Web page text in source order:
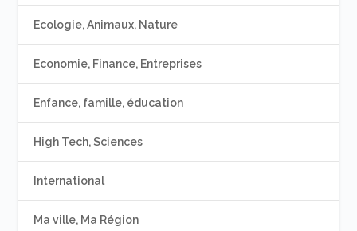
Ecologie, Animaux, Nature
Economie, Finance, Entreprises
Enfance, famille, éducation
High Tech, Sciences
International
Ma ville, Ma Région